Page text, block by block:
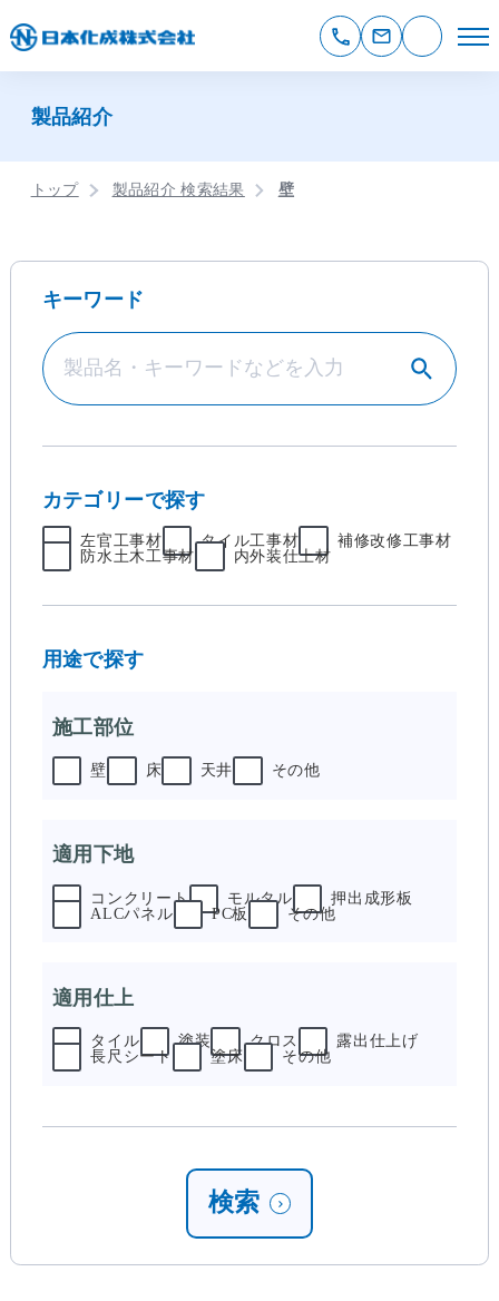
製品紹介
トップ 製品紹介 検索結果 壁
キーワード
カテゴリーで探す
左官工事材 タイル工事材
補修改修工事材
防水土木工事材
内外装仕上材
用途で探す
施工部位
壁 床 天井 その他
適用下地
コンクリート モルタル
押出成形板
ALCパネル
PC板 その他
適用仕上
タイル 塗装 クロス
露出仕上げ
長尺シート
塗床 その他
検索